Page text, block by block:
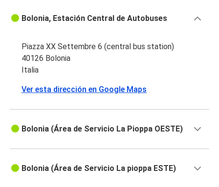
Bolonia, Estación Central de Autobuses
Piazza XX Settembre 6 (central bus station)
40126 Bolonia
Italia
Ver esta dirección en Google Maps
Bolonia (Área de Servicio La Pioppa OESTE)
Bolonia (Área de Servicio La pioppa ESTE)